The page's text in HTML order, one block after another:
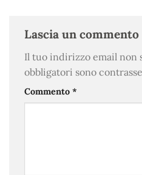
Lascia un commento
Il tuo indirizzo email non
obbligatori sono
Commento *